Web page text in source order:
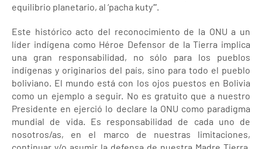
equilibrio planetario, al ‘pacha kuty’”.
Este histórico acto del reconocimiento de la ONU a un
líder indígena como Héroe Defensor de la Tierra implica
una gran responsabilidad, no sólo para los pueblos
indígenas y originarios del país, sino para todo el pueblo
boliviano. El mundo está con los ojos puestos en Bolivia
como un ejemplo a seguir. No es gratuito que a nuestro
Presidente en ejerció lo declare la ONU como paradigma
mundial de vida. Es responsabilidad de cada uno de
nosotros/as, en el marco de nuestras limitaciones,